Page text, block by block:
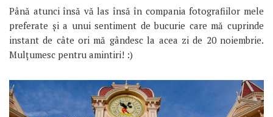
Până atunci însă vă las însă în compania fotografiilor mele
preferate și a unui sentiment de bucurie care mă cuprinde
instant de câte ori mă gândesc la acea zi de 20 noiembrie.
Mulțumesc pentru amintiri! :)